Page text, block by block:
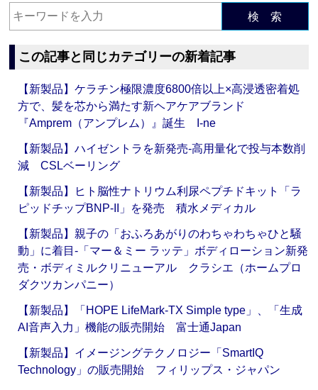
検 索
この記事と同じカテゴリーの新着記事
【新製品】ケラチン極限濃度6800倍以上×高浸透密着処
方で、髪を芯から満たす新ヘアケアブランド
『Amprem（アンプレム）』誕生 I-ne
【新製品】ハイゼントラを新発売‐高用量化で投与本数削
減 CSLベーリング
【新製品】ヒト脳性ナトリウム利尿ペプチドキット「ラ
ピッドチップBNP-II」を発売 積水メディカル
【新製品】親子の「おふろあがりのわちゃわちゃひと騒
動」に着目‐「マー＆ミー ラッテ」ボディローション新発
売・ボディミルクリニューアル クラシエ（ホームプロ
ダクツカンパニー）
【新製品】「HOPE LifeMark-TX Simple type」、「生成
AI音声入力」機能の販売開始 富士通Japan
【新製品】イメージングテクノロジー「SmartIQ
Technology」の販売開始 フィリップス・ジャパン